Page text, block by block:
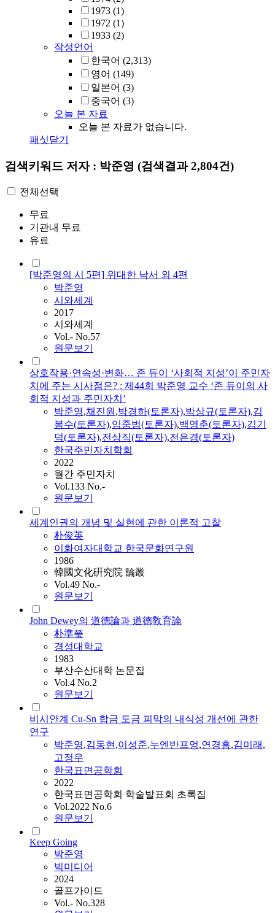
1973 (1)
1972 (1)
1933 (2)
작성언어
한국어 (2,313)
영어 (149)
일본어 (3)
중국어 (3)
오늘 본 자료
오늘 본 자료가 없습니다.
패싯닫기
검색키워드 저자 : 박준영 (검색결과 2,804건)
전체선택
무료
기관내 무료
유료
[박준영의 시 5편] 위대한 낙서 외 4편
박준영
시와세계
2017
시와세계
Vol.- No.57
원문보기
상호작용·연속성·변화… 존 듀이 ‘사회적 지성’이 주민자
치에 주는 시사점은? : 제44회 박준영 교수 ‘존 듀이의 사
회적 지성과 주민자치’
박준영,채진원,박경하(토론자),박상규(토론자),김
봉수(토론자),임중범(토론자),백영춘(토론자),김기
덕(토론자),전상직(토론자),전은경(토론자)
한국주민자치학회
2022
월간 주민자치
Vol.133 No.-
원문보기
세계인권의 개념 및 실현에 관한 이론적 고찰
朴俊英
이화여자대학교 한국문화연구원
1986
韓國文化硏究院 論叢
Vol.49 No.-
원문보기
John Dewey의 道德論과 道德敎育論
朴準瑩
경성대학교
1983
부산수산대학 논문집
Vol.4 No.2
원문보기
비시안계 Cu-Sn 합금 도금 피막의 내식성 개선에 관한
연구
박준영,김동현,이성준,누엔반프엉,연경흠,김미래 ,
고정우
한국표면공학회
2022
한국표면공학회 학술발표회 초록집
Vol.2022 No.6
원문보기
Keep Going
박준영
빅미디어
2024
골프가이드
Vol.- No.328